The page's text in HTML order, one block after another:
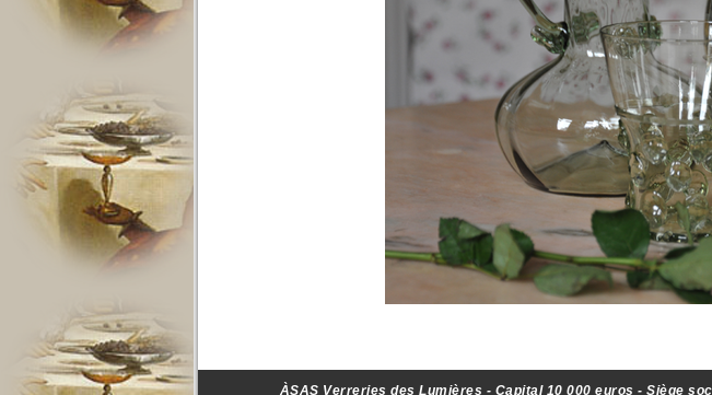
ÀSAS Verreries des Lumières - Capital 10 000 euros - Siège